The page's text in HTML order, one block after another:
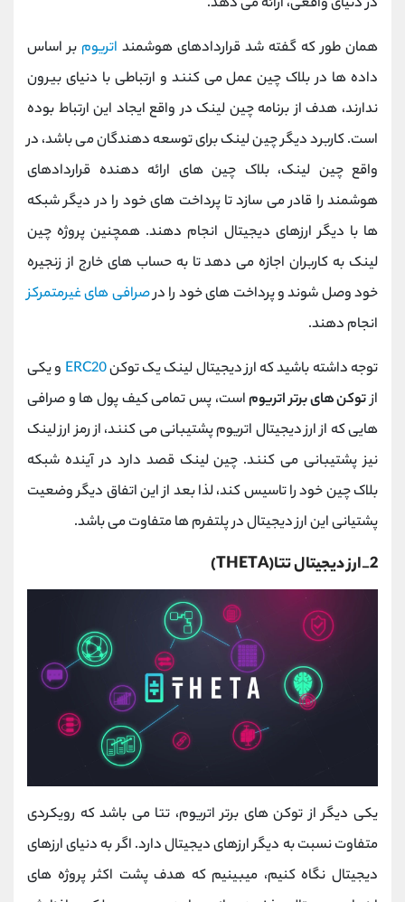
همان طور که گفته شد قراردادهای هوشمند اتریوم بر اساس
داده ها در بلاک چین عمل می کنند و ارتباطی با دنیای بیرون
ندارند، هدف از برنامه چین لینک در واقع ایجاد این ارتباط بوده
است. کاربرد دیگر چین لینک برای توسعه دهندگان می باشد، در
واقع چین لینک، بلاک چین های ارائه دهنده قراردادهای
هوشمند را قادر می سازد تا پرداخت های خود را در دیگر شبکه
ها با دیگر ارزهای دیجیتال انجام دهند. همچنین پروژه چین
لینک به کاربران اجازه می دهد تا به حساب های خارج از زنجیره
خود وصل شوند و پرداخت های خود را درصرافی های غیرمتمرکز
انجام دهند.
توجه داشته باشید که ارز دیجیتال لینک یک توکنERC20 و یکی
ازتوکن های برتر اتریوماست، پس تمامی کیف پول ها و صرافی
هایی که از ارز دیجیتال اتریوم پشتیبانی می کنند، از رمز ارز لینک
نیز پشتیبانی می کنند. چین لینک قصد دارد در آینده شبکه
بلاک چین خود را تاسیس کند، لذا بعد از این اتفاق دیگر وضعیت
پشتیانی این ارز دیجیتال در پلتفرم ها متفاوت می باشد.
2_ارز دیجیتال تتا(THETA)
یکی دیگر از توکن های برتر اتریوم، تتا می باشد که رویکردی
متفاوت نسبت به دیگر ارزهای دیجیتال دارد. اگر به دنیای ارزهای
دیجیتال نگاه کنیم، میبینیم که هدف پشت اکثر پروژه های